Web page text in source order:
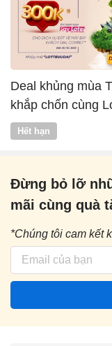
Deal khủng mùa
khắp chốn cùng
Vntrip
Hết hạn
Đừng bỏ lỡ
mãi cùng quà
*Chúng tôi cam kết